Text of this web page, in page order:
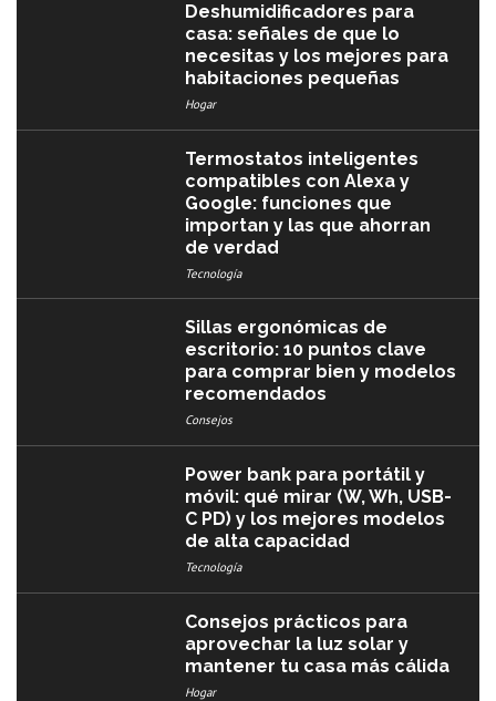
Deshumidificadores para
casa: señales de que lo
necesitas y los mejores para
habitaciones pequeñas
Hogar
Termostatos inteligentes
compatibles con Alexa y
Google: funciones que
importan y las que ahorran
de verdad
Tecnología
Sillas ergonómicas de
escritorio: 10 puntos clave
para comprar bien y modelos
recomendados
Consejos
Power bank para portátil y
móvil: qué mirar (W, Wh, USB-
C PD) y los mejores modelos
de alta capacidad
Tecnología
Consejos prácticos para
aprovechar la luz solar y
mantener tu casa más cálida
Hogar